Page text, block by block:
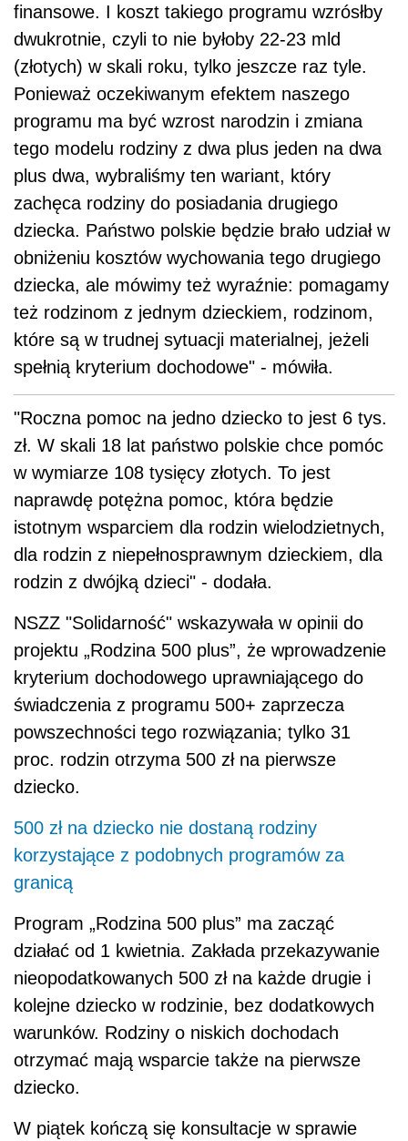
finansowe. I koszt takiego programu wzrósłby
dwukrotnie, czyli to nie byłoby 22-23 mld
(złotych) w skali roku, tylko jeszcze raz tyle.
Ponieważ oczekiwanym efektem naszego
programu ma być wzrost narodzin i zmiana
tego modelu rodziny z dwa plus jeden na dwa
plus dwa, wybraliśmy ten wariant, który
zachęca rodziny do posiadania drugiego
dziecka. Państwo polskie będzie brało udział w
obniżeniu kosztów wychowania tego drugiego
dziecka, ale mówimy też wyraźnie: pomagamy
też rodzinom z jednym dzieckiem, rodzinom,
które są w trudnej sytuacji materialnej, jeżeli
spełnią kryterium dochodowe" - mówiła.
"Roczna pomoc na jedno dziecko to jest 6 tys.
zł. W skali 18 lat państwo polskie chce pomóc
w wymiarze 108 tysięcy złotych. To jest
naprawdę potężna pomoc, która będzie
istotnym wsparciem dla rodzin wielodzietnych,
dla rodzin z niepełnosprawnym dzieckiem, dla
rodzin z dwójką dzieci" - dodała.
NSZZ "Solidarność" wskazywała w opinii do
projektu „Rodzina 500 plus”, że wprowadzenie
kryterium dochodowego uprawniającego do
świadczenia z programu 500+ zaprzecza
powszechności tego rozwiązania; tylko 31
proc. rodzin otrzyma 500 zł na pierwsze
dziecko.
500 zł na dziecko nie dostaną rodziny
korzystające z podobnych programów za
granicą
Program „Rodzina 500 plus” ma zacząć
działać od 1 kwietnia. Zakłada przekazywanie
nieopodatkowanych 500 zł na każde drugie i
kolejne dziecko w rodzinie, bez dodatkowych
warunków. Rodziny o niskich dochodach
otrzymać mają wsparcie także na pierwsze
dziecko.
W piątek kończą się konsultacje w sprawie